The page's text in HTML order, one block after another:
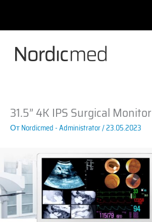
содержимому
31.5” 4K IPS Surgical Monitor
ОтNordicmed - Administrator/23.05.2023